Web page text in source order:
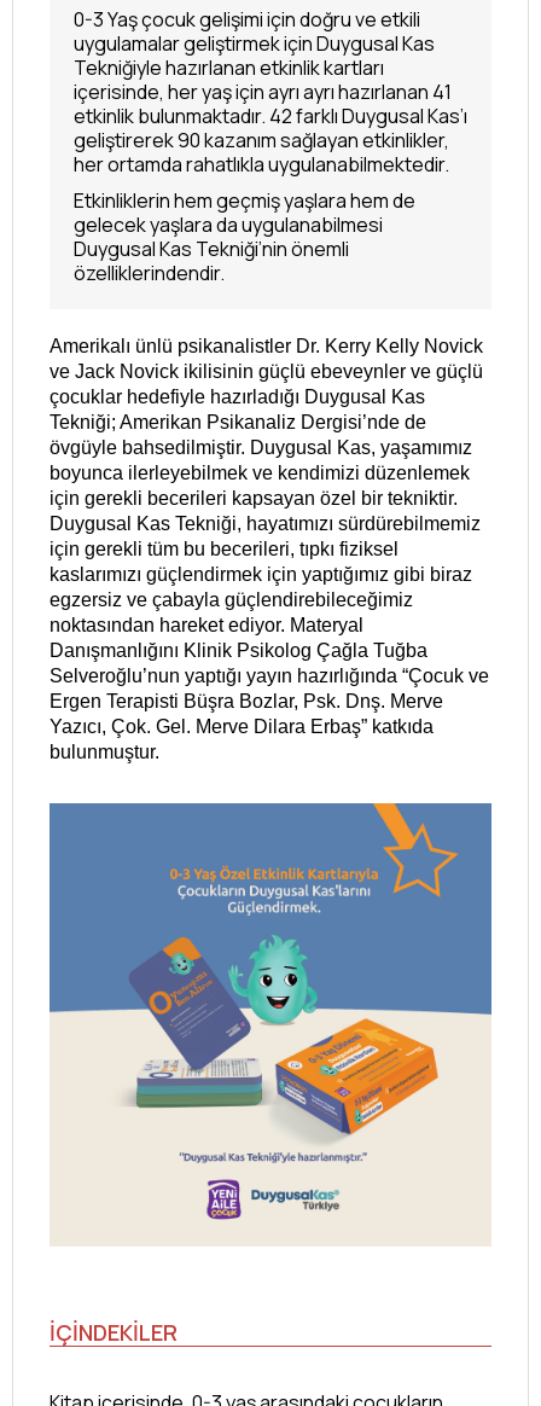
0-3 Yaş çocuk gelişimi için doğru ve etkili
uygulamalar geliştirmek için Duygusal Kas
Tekniğiyle hazırlanan etkinlik kartları
içerisinde, her yaş için ayrı ayrı hazırlanan 41
etkinlik bulunmaktadır. 42 farklı Duygusal Kas’ı
geliştirerek 90 kazanım sağlayan etkinlikler,
her ortamda rahatlıkla uygulanabilmektedir.
Etkinliklerin hem geçmiş yaşlara hem de
gelecek yaşlara da uygulanabilmesi
Duygusal Kas Tekniği’nin önemli
özelliklerindendir.
Amerikalı ünlü psikanalistler Dr. Kerry Kelly Novick
ve Jack Novick ikilisinin güçlü ebeveynler ve güçlü
çocuklar hedefiyle hazırladığı Duygusal Kas
Tekniği; Amerikan Psikanaliz Dergisi’nde de
övgüyle bahsedilmiştir. Duygusal Kas, yaşamımız
boyunca ilerleyebilmek ve kendimizi düzenlemek
için gerekli becerileri kapsayan özel bir tekniktir.
Duygusal Kas Tekniği, hayatımızı sürdürebilmemiz
için gerekli tüm bu becerileri, tıpkı fiziksel
kaslarımızı güçlendirmek için yaptığımız gibi biraz
egzersiz ve çabayla güçlendirebileceğimiz
noktasından hareket ediyor. Materyal
Danışmanlığını Klinik Psikolog Çağla Tuğba
Selveroğlu’nun yaptığı yayın hazırlığında “Çocuk ve
Ergen Terapisti Büşra Bozlar, Psk. Dnş. Merve
Yazıcı, Çok. Gel. Merve Dilara Erbaş” katkıda
bulunmuştur.
İÇİNDEKİLER